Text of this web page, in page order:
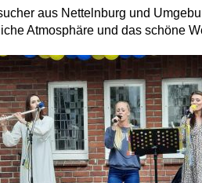
aus Nettelnburg und
Atmosphäre und das schöne